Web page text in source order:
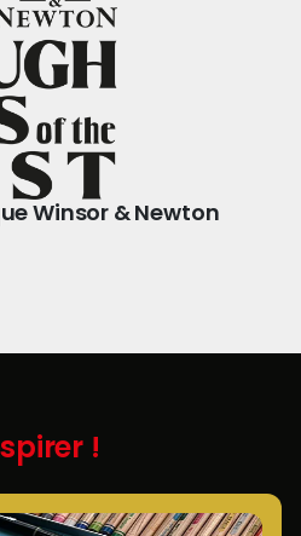
Winsor & Newton
!